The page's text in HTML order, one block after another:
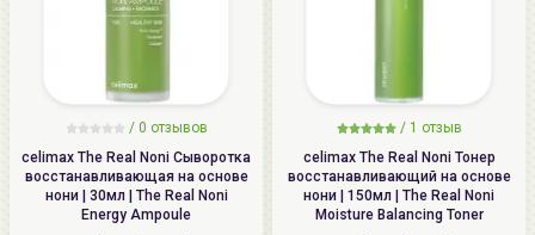
/ 0 отзывов
celimax The Real Noni Сыворотка
восстанавливающая на основе
нони | 30мл | The Real Noni
Energy Ampoule
/ 1 отзыв
celimax The Real Noni Тонер
восстанавливающий на основе
нони | 150мл | The Real Noni
Moisture Balancing Toner